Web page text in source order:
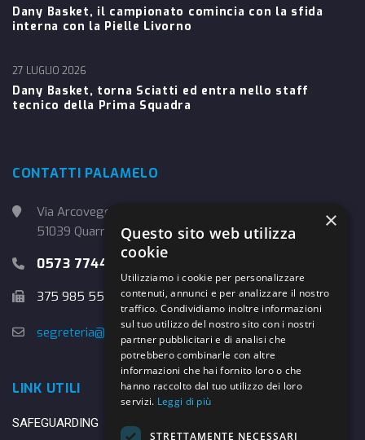
Dany Basket, il campionato comincia con la sfida
interna con la Pielle Livorno
Dany Basket, torna Sciatti ed entra nello staff
tecnico della Prima Squadra
27 LUGLIO 2026
CONTATTI PALAMELO
Via Arcoveggio, 4
51039 Quarrata (PT)
0573 774457
375 985 5526
segreteria@danybasket.it
LINK UTILI
SAFEGUARDING
×
Questo sito web utilizza
cookie
Utilizziamo i cookie per personalizzare
contenuti, annunci e per analizzare il nostro
traffico. Condividiamo inoltre informazioni
sul tuo utilizzo del nostro sito con i nostri
partner pubblicitari e di analisi che
potrebbero combinarle con altre
informazioni che hai fornito loro o che
hanno raccolto dal tuo utilizzo dei loro
servizi. Leggi di più
STRETTAMENTE NECESSARI